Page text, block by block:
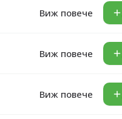
Виж повече
Виж повече
Виж повече